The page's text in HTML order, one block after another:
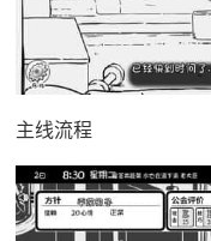
主线流程